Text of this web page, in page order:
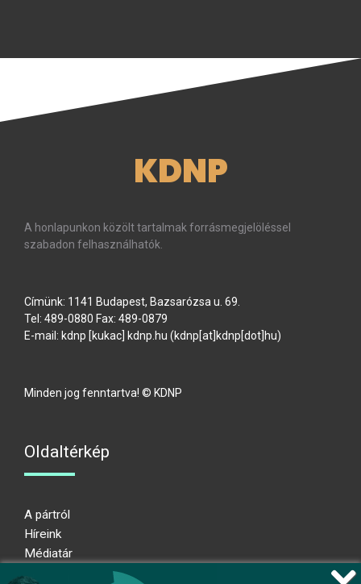
KDNP
A honlapunkon közölt tartalmak forrásmegjelöléssel
szabadon felhasználhatók.
Címünk: 1141 Budapest, Bazsarózsa u. 69.
Tel: 489-0880 Fax: 489-0879
E-mail: kdnp [kukac] kdnp hu (kdnp[at]kdnp[dot]hu)
Minden jog fenntartva! © KDNP
Oldaltérkép
A pártról
Híreink
Médiatár